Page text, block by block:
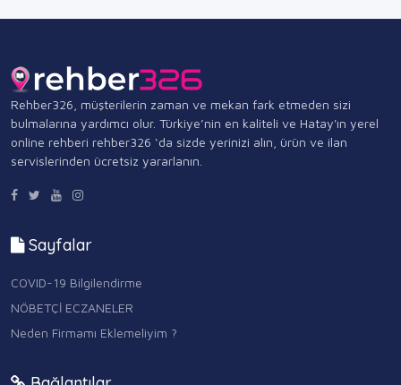
Rehber326, müşterilerin zaman ve mekan fark etmeden sizi
bulmalarına yardımcı olur. Türkiye’nin en kaliteli ve Hatay'ın yerel
online rehberi rehber326 ‘da sizde yerinizi alın, ürün ve ilan
servislerinden ücretsiz yararlanın.
Sayfalar
COVID-19 Bilgilendirme
NÖBETÇİ ECZANELER
Neden Firmamı Eklemeliyim ?